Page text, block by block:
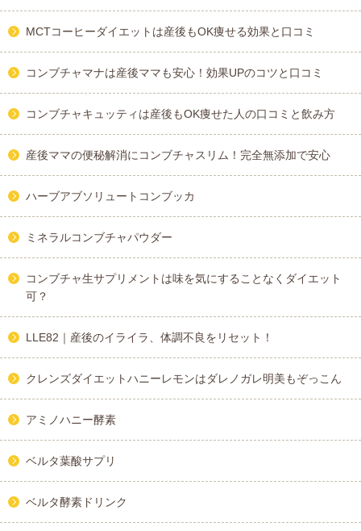
MCTコーヒーダイエットは産後もOK痩せる効果と口コミ
コンブチャマナは産後ママも安心！効果UPのコツと口コミ
コンブチャキュッティは産後もOK痩せた人の口コミと飲み方
産後ママの便秘解消にコンブチャスリム！完全無添加で安心
ハーブアブソリュートコンブッカ
ミネラルコンブチャパウダー
コンブチャ生サプリメントは味を気にすることなくダイエット
可？
LLE82｜産後のイライラ、体調不良をリセット！
クレンズダイエットハニーレモンはダレノガレ明美もぞっこん
アミノハニー酵素
ベルタ葉酸サプリ
ベルタ酵素ドリンク